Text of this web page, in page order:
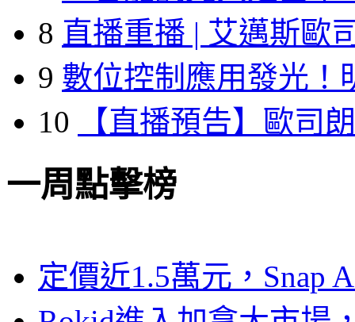
8 直播重播 | 艾邁斯歐
9 數位控制應用發光！
10
【直播預告】歐司
一周點擊榜
定價近1.5萬元，Snap